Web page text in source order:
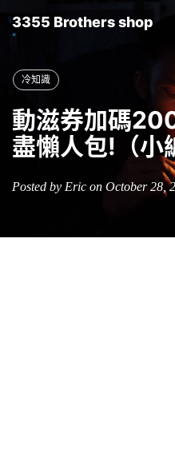
3355 Brothers shop
冷知識
動滋券加碼
盡懶人包!（小
Posted by Eric on October 28,